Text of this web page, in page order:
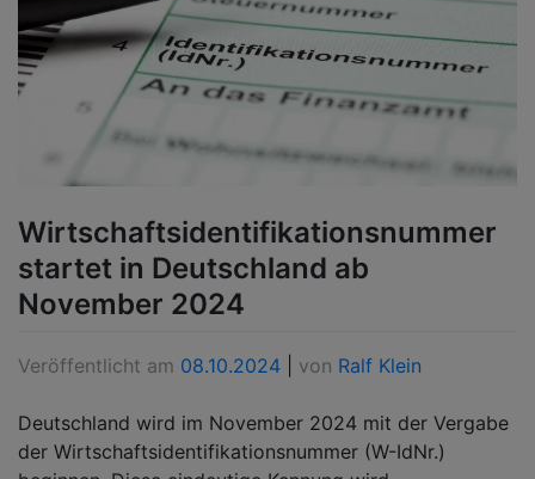
Wirtschaftsidentifikationsnummer
startet in Deutschland ab
November 2024
Veröffentlicht am 08.10.2024 von Ralf Klein
Deutschland wird im November 2024 mit der Vergabe
der Wirtschaftsidentifikationsnummer (W-IdNr.)